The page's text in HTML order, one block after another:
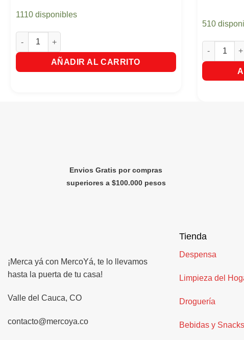
1110 disponibles
Raid Aparato + 4 Pastillas de Repuesto cantidad
AÑADIR AL CARRITO
510
Glade
Envios Gratis por compras
superiores a $100.000 pesos
¡Merca yá con MercoYá, te lo llevamos
hasta la puerta de tu casa!
Valle del Cauca, CO
contacto@mercoya.co
Tienda
Despensa
Limpieza del
Droguería
Bebidas y Snacks